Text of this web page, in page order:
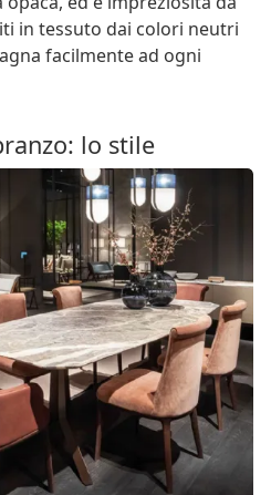
in tessuto dai colori neutri
facilmente ad ogni
lo stile